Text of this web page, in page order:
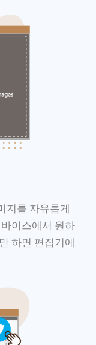
지를 자유롭게
이스에서 원하
하면 편집기에